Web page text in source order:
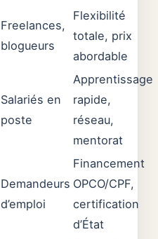
Freelances,
blogueurs
Flexibilité
totale, prix
abordable
Salariés en
poste
Apprentissage
rapide,
réseau,
mentorat
Demandeurs
d’emploi
Financement
OPCO/CPF,
certification
d’État